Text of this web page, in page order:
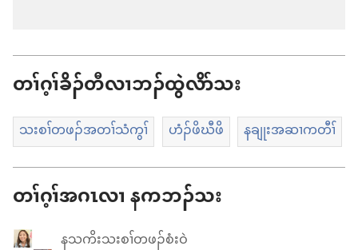
တၢ်ဂ့ၢ်ခိၣ်တီလၢဘၣ်ထွဲလိာ်သး
သးစၢ်တဖၣ်အတၢ်သံကွၢ် ဟံၣ်ဖိဃီဖိ နချုးအဆၢကတီၢ်
တၢ်ဂ့ၢ်အဂၤလၢ နကဘၣ်သး
နသကိးသးစၢ်တဖၣ်စံးဝဲ